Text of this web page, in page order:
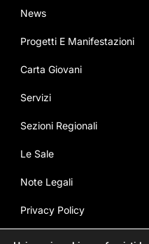
News
Progetti E Manifestazioni
Carta Giovani
Servizi
Sezioni Regionali
Le Sale
Note Legali
Privacy Policy